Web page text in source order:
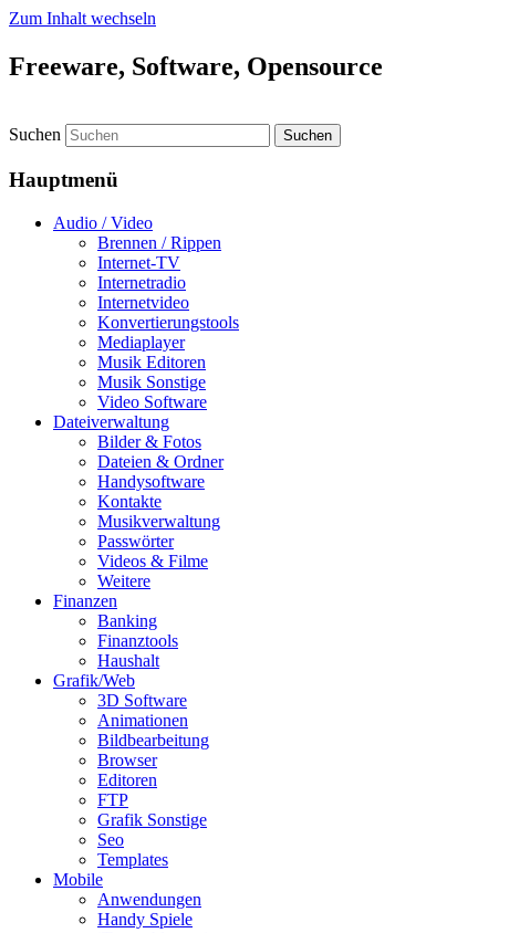
Zum Inhalt wechseln
Freeware, Software, Opensource
Suchen
Hauptmenü
Audio / Video
Brennen / Rippen
Internet-TV
Internetradio
Internetvideo
Konvertierungstools
Mediaplayer
Musik Editoren
Musik Sonstige
Video Software
Dateiverwaltung
Bilder & Fotos
Dateien & Ordner
Handysoftware
Kontakte
Musikverwaltung
Passwörter
Videos & Filme
Weitere
Finanzen
Banking
Finanztools
Haushalt
Grafik/Web
3D Software
Animationen
Bildbearbeitung
Browser
Editoren
FTP
Grafik Sonstige
Seo
Templates
Mobile
Anwendungen
Handy Spiele